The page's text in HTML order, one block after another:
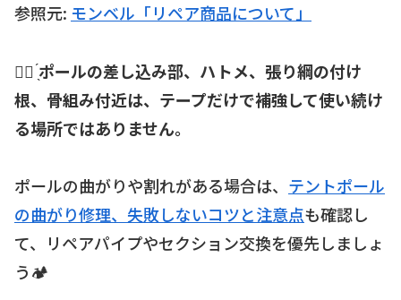
参照元: モンベル「リペア商品について」
☝🏻 ̖́ポールの差し込み部、ハトメ、張り綱の付け
根、骨組み付近は、テープだけで補強して使い続け
る場所ではありません。
ポールの曲がりや割れがある場合は、 テントポール
の曲がり修理、失敗しないコツと注意点も確認し
て、リペアパイプやセクション交換を優先しましょ
う🏕️